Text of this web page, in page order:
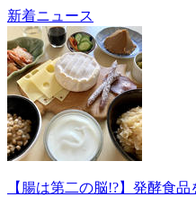
新着ニュース
【腸は第二の脳!?】発酵食